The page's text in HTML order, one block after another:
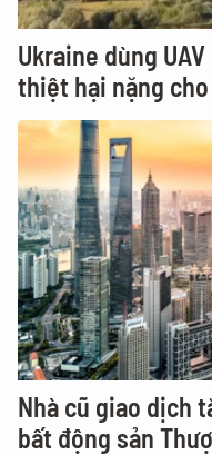
Ukraine dùng
thiệt hại nặng cho
Nhà cũ giao dịch
bất động sản